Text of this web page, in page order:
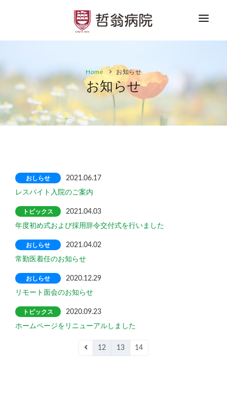
お知らせ
ご案内
患者さまへ
採用情報
お問合せ
Home お知らせ
お知らせ
おしらせ
2021.06.17
レスパイト入院のご案内
トピックス
2021.04.03
年度初め式および採用辞令交付式を行いました
おしらせ
2021.04.02
常勤医着任のお知らせ
おしらせ
2020.12.29
リモート面会のお知らせ
トピックス
2020.09.23
ホームページをリニューアルしました
12 13 14